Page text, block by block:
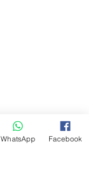
WhatsApp Facebook